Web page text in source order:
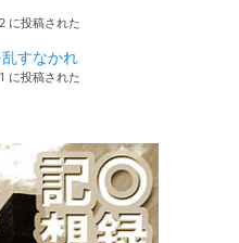
に投稿された
すなかれ
に投稿された